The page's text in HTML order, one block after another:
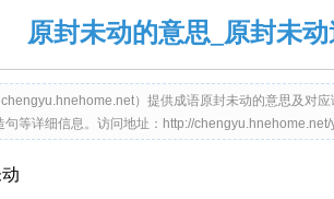
原封未动的意思_原封未
）提供成语原封未动的意思及对
句等详细信息。访问地址：http://